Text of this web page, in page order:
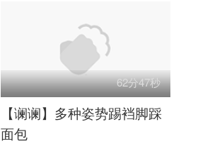
62分47秒
【谰谰】多种姿势踢裆脚踩
面包